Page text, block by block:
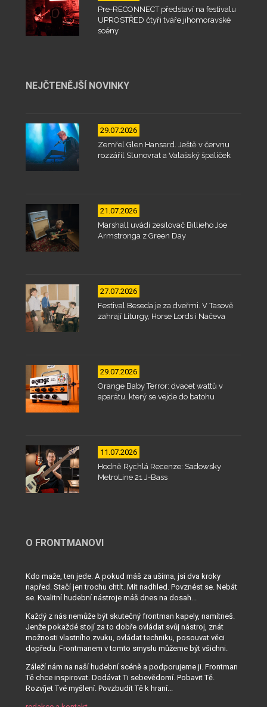
Pre-RECONNECT představí na festivalu
UPROSTŘED čtyři tváře jihomoravské
scény
NEJČTENĚJŠÍ NOVINKY
29.07.2026
Zemřel Glen Hansard. Ještě v červnu
rozzářil Slunovrat a Valašský špalíček
21.07.2026
Marshall uvádí zesilovač Billieho Joe
Armstronga z Green Day
27.07.2026
Festival Beseda je za dveřmi. V Tasově
zahrají Liturgy, Horse Lords i Načeva
29.07.2026
Orange Baby Terror: dvacet wattů v
aparátu, který se vejde do batohu
11.07.2026
Hodně Rychlá Recenze: Sadowsky
MetroLine 21 J-Bass
O FRONTMANOVI
Kdo maže, ten jede. A pokud máš za ušima, jsi dva kroky
napřed. Stačí jen trochu chtít. Mít nadhled. Povznést se. Nebát
se. Kvalitní hudební nástroje máš dnes na dosah...
Každý z nás nemůže být skutečný frontman kapely, namítneš.
Jenže pokaždé stojí za to dobře ovládat svůj nástroj, znát
možnosti vlastního zvuku, ovládat techniku, posouvat věci
dopředu. Frontmanem v tomto smyslu můžeme být všichni.
Záleží nám na naší hudební scéně a podporujeme ji. Frontman
Tě chce inspirovat. Dodávat Ti sebevědomí. Pobavit Tě.
Rozvíjet Tvé myšlení. Povzbudit Tě k hraní...